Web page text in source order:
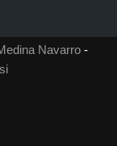
Navarro-